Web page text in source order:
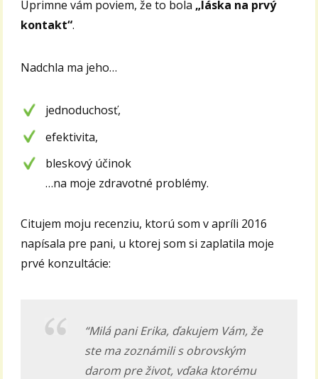
Úprimne vám poviem, že to bola „láska na prvý
kontakt“.
Nadchla ma jeho…
jednoduchosť,
efektivita,
bleskový účinok
…na moje zdravotné problémy.
Citujem moju recenziu, ktorú som v apríli 2016
napísala pre pani, u ktorej som si zaplatila moje
prvé konzultácie:
“Milá pani Erika, ďakujem Vám, že
ste ma zoznámili s obrovským
darom pre život, vďaka ktorému